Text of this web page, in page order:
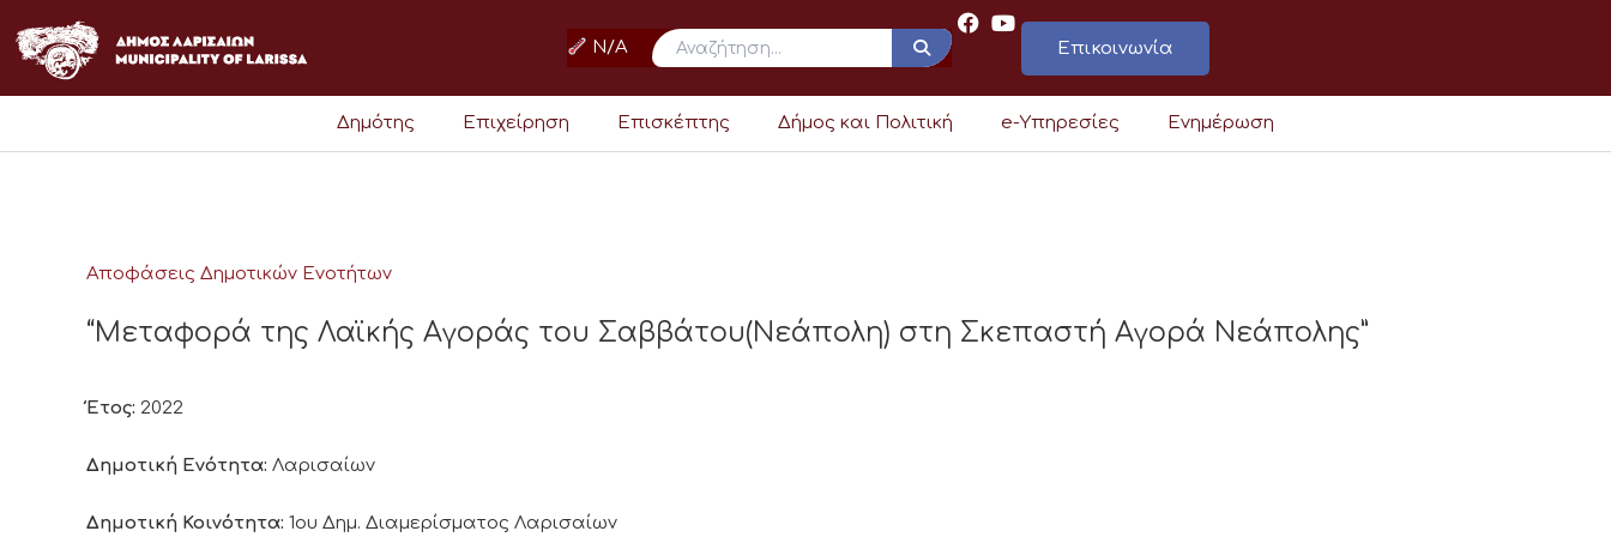
στο
περιεχόμενο
N/A Επικοινωνία
Δημότης Επιχείρηση Επισκέπτης Δήμος και Πολιτική e-Υπηρεσίες Ενημέρωση
Αποφάσεις Δημοτικών Ενοτήτων
“Μεταφορά της Λαϊκής Αγοράς του Σαββάτου(Νεάπολη) στη Σκεπαστή Αγορά Νεάπολης”
Έτος: 2022
Δημοτική Ενότητα: Λαρισαίων
Δημοτική Κοινότητα: 1ου Δημ. Διαμερίσματος Λαρισαίων